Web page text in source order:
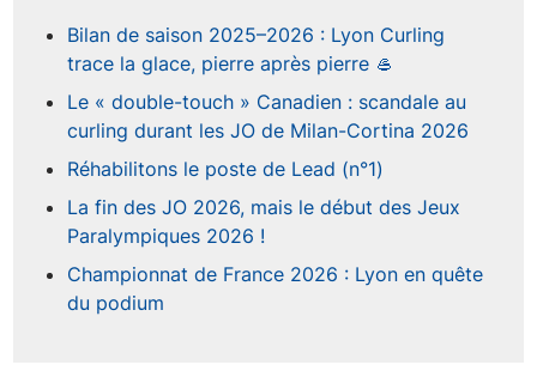
Bilan de saison 2025–2026 : Lyon Curling
trace la glace, pierre après pierre 🥌
Le « double-touch » Canadien : scandale au
curling durant les JO de Milan-Cortina 2026
Réhabilitons le poste de Lead (n°1)
La fin des JO 2026, mais le début des Jeux
Paralympiques 2026 !
Championnat de France 2026 : Lyon en quête
du podium